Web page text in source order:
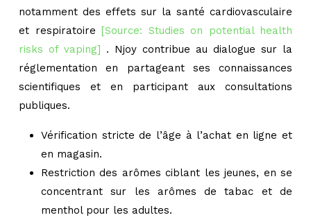
notamment des effets sur la santé cardiovasculaire
et respiratoire [Source: Studies on potential health
risks of vaping] . Njoy contribue au dialogue sur la
réglementation en partageant ses connaissances
scientifiques et en participant aux consultations
publiques.
Vérification stricte de l’âge à l’achat en ligne et
en magasin.
Restriction des arômes ciblant les jeunes, en se
concentrant sur les arômes de tabac et de
menthol pour les adultes.